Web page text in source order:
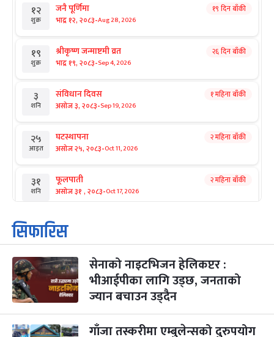
१२
शुक्र
जनै पूर्णिमा
भाद्र १२, २०८३-Aug 28, 2026
१९ दिन बाँकी
१९
शुक्र
श्रीकृष्ण जन्माष्टमी व्रत
भाद्र १९, २०८३-Sep 4, 2026
२६ दिन बाँकी
३
शनि
संविधान दिवस
असोज ३, २०८३-Sep 19, 2026
१ महिना बाँकी
२५
आइत
घटस्थापना
असोज २५, २०८३-Oct 11, 2026
२ महिना बाँकी
३१
शनि
फूलपाती
असोज ३१ , २०८३-Oct 17, 2026
२ महिना बाँकी
१
आइत
कार्तिक सङ्क्रान्ति
कार्तिक १, २०८३
३
मंगल
महानवमी
कार्तिक ३, २०८३-Oct 20, 2026
२ महिना बाँकी
४
कार्तिक ४, २०८३
सिफारिस
सेनाको नाइटभिजन हेलिकप्टर :
भीआईपीका लागि उड्छ, जनताको
ज्यान बचाउन उड्दैन
गाँजा तस्करीमा एम्बुलेन्सको दुरुपयोग